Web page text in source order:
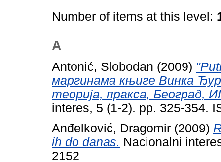
Number of items at this level:
A
Antonić, Slobodan (2009)
маргинама књиге Винка
теорија, пракса, Београд,
interes, 5 (1-2). pp. 325-354.
Anđelković, Dragomir (2009)
ih do danas. Nacionalni
2152